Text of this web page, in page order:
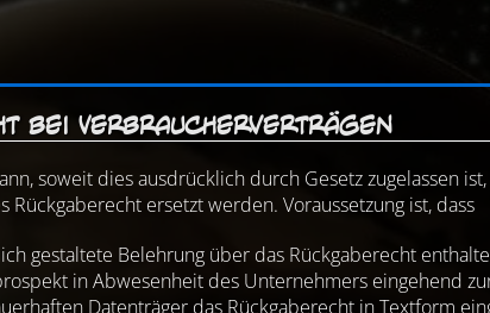
bei Verbraucherverträgen
soweit dies ausdrücklich durch Gesetz zugelassen
ersetzt werden. Voraussetzung ist, dass
gestaltete Belehrung über das Rückgaberecht
in Abwesenheit des Unternehmers eingehend
Datenträger das Rückgaberecht in Textform